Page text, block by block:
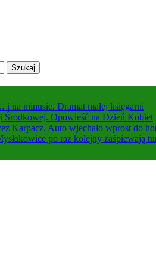
i na minusie. Dramat małej księgarni
Środkowej. Opowieść na Dzień Kobiet
Karpacz. Auto wjechało wprost do
po raz kolejny zaśpiewają